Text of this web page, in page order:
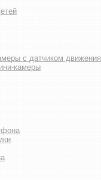
с датчиком движения
камеры